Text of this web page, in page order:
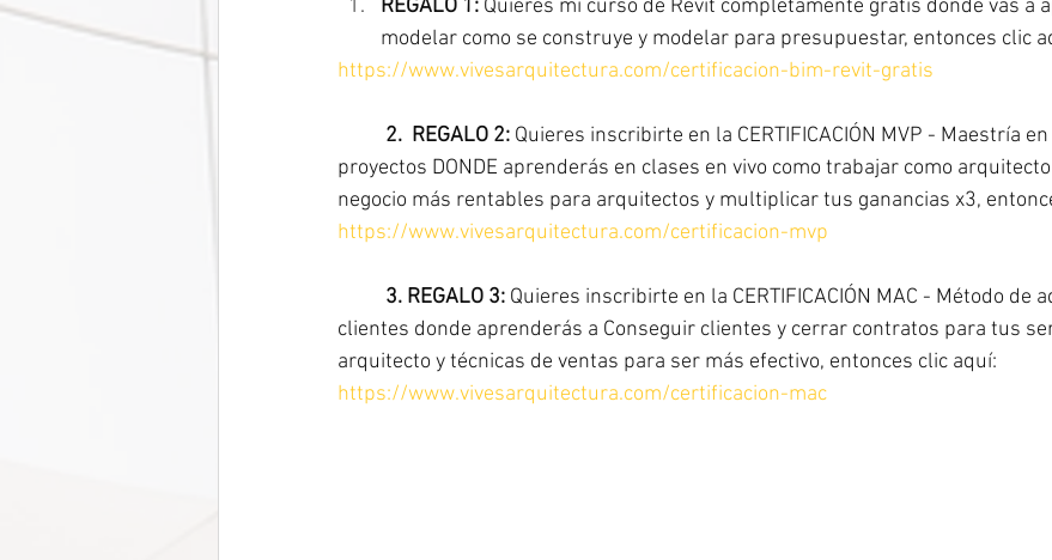
REGALO 1: Quieres mi curso de Revit completamente gratis donde vas a
modelar como se construye y modelar para presupuestar, entonces clic
https://www.vivesarquitectura.com/certificacion-bim-revit-gratis
	2.  REGALO 2:
Quieres inscribirte en la CERTIFICACIÓN MVP - Maestría
proyectos DONDE aprenderás en clases en vivo como trabajar como
negocio más rentables para arquitectos y multiplicar tus ganancias x3,
https://www.vivesarquitectura.com/certificacion-mvp
3. REGALO 3: Quieres inscribirte en la CERTIFICACIÓN MAC - Método de
clientes donde aprenderás a Conseguir clientes y cerrar contratos para tus
arquitecto y técnicas de ventas para ser más efectivo, entonces clic aquí:
https://www.vivesarquitectura.com/certificacion-mac